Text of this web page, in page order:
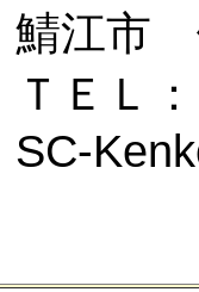
江市
ＥＬ：